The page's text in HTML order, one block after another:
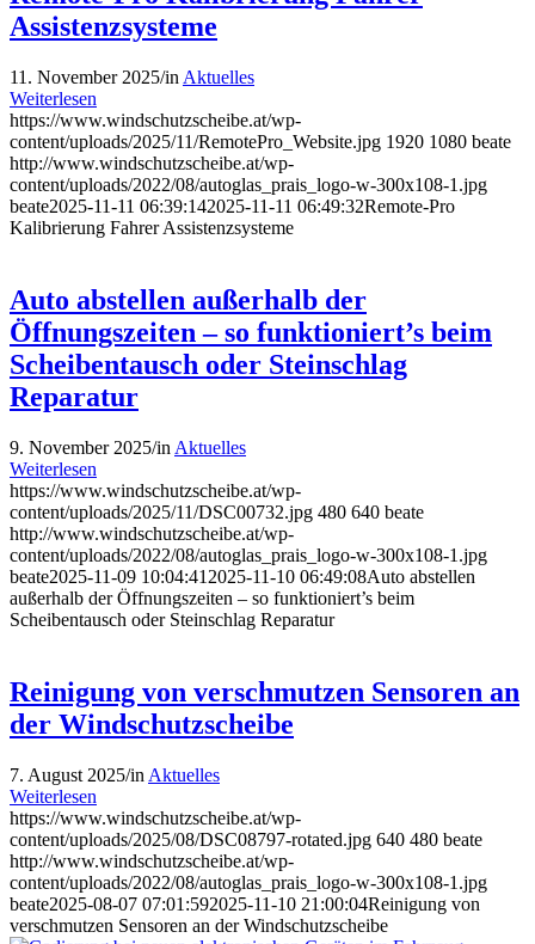
Assistenzsysteme
11. November 2025/in Aktuelles
Weiterlesen
https://www.windschutzscheibe.at/wp-
content/uploads/2025/11/RemotePro_Website.jpg 1920 1080 beate
http://www.windschutzscheibe.at/wp-
content/uploads/2022/08/autoglas_prais_logo-w-300x108-1.jpg
beate2025-11-11 06:39:142025-11-11 06:49:32Remote-Pro
Kalibrierung Fahrer Assistenzsysteme
Auto abstellen außerhalb der
Öffnungszeiten – so funktioniert’s beim
Scheibentausch oder Steinschlag
Reparatur
9. November 2025/in Aktuelles
Weiterlesen
https://www.windschutzscheibe.at/wp-
content/uploads/2025/11/DSC00732.jpg 480 640 beate
http://www.windschutzscheibe.at/wp-
content/uploads/2022/08/autoglas_prais_logo-w-300x108-1.jpg
beate2025-11-09 10:04:41 2025-11-10 06:49:08Auto abstellen
außerhalb der Öffnungszeiten – so funktioniert’s beim
Scheibentausch oder Steinschlag Reparatur
Reinigung von verschmutzen Sensoren an
der Windschutzscheibe
7. August 2025/in Aktuelles
Weiterlesen
https://www.windschutzscheibe.at/wp-
content/uploads/2025/08/DSC08797-rotated.jpg 640 480 beate
http://www.windschutzscheibe.at/wp-
content/uploads/2022/08/autoglas_prais_logo-w-300x108-1.jpg
beate2025-08-07 07:01:592025-11-10 21:00:04Reinigung von
verschmutzen Sensoren an der Windschutzscheibe